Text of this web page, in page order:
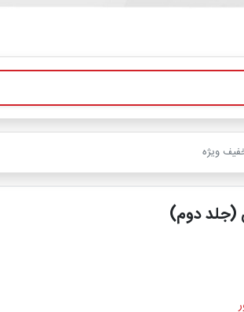
ویژه
(جلد دوم)